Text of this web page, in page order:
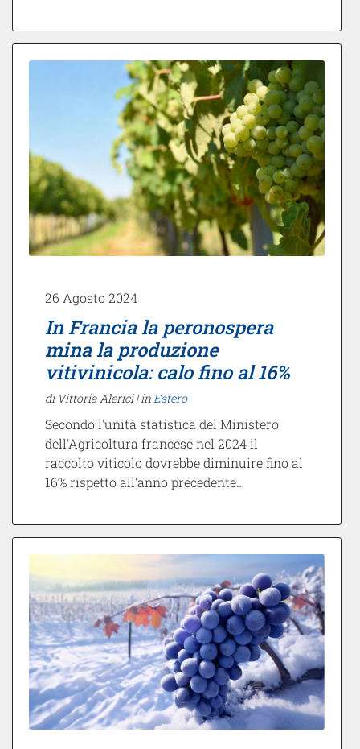
26 Agosto 2024
In Francia la peronospera
mina la produzione
vitivinicola: calo fino al 16%
di Vittoria Alerici |inEstero
Secondo l'unità statistica del Ministero
dell'Agricoltura francese nel 2024 il
raccolto viticolo dovrebbe diminuire fino al
16% rispetto all'anno precedente…